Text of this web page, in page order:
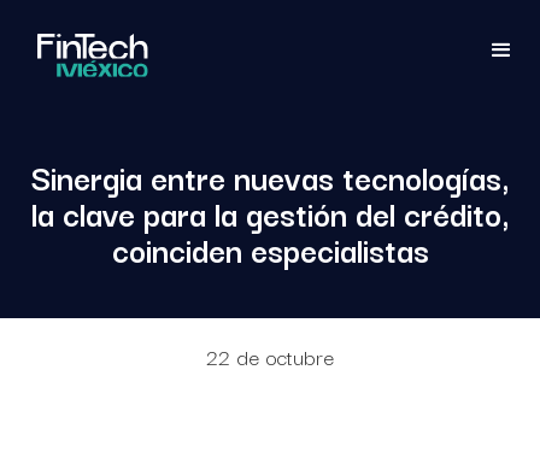
Sinergia entre nuevas tecnologías,
la clave para la gestión del crédito,
coinciden especialistas
22 de octubre